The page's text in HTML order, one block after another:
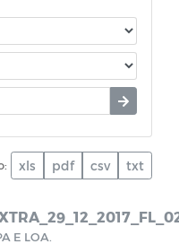
Município
diversos
COVID-19
de visitas
xls pdf csv txt
E LOA.